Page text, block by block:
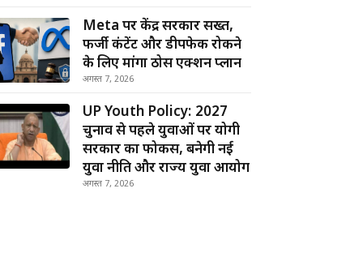
Meta पर केंद्र सरकार सख्त,
फर्जी कंटेंट और डीपफेक रोकने
के लिए मांगा ठोस एक्शन प्लान
अगस्त 7, 2026
UP Youth Policy: 2027
चुनाव से पहले युवाओं पर योगी
सरकार का फोकस, बनेगी नई
युवा नीति और राज्य युवा आयोग
अगस्त 7, 2026